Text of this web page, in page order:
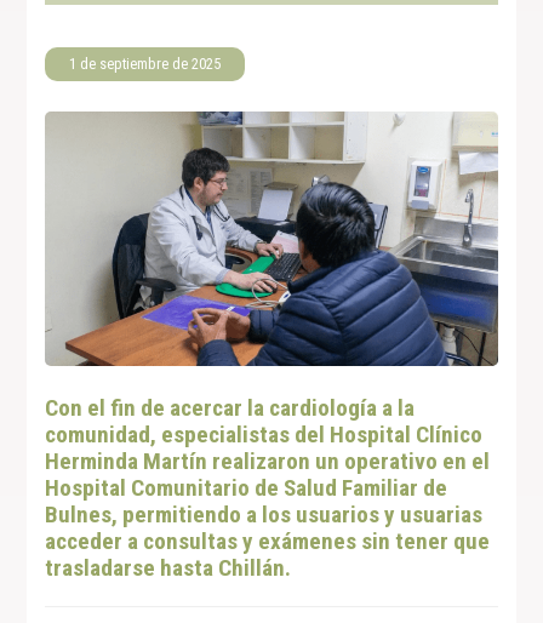
1 de septiembre de 2025
Con el fin de acercar la cardiología a la
comunidad, especialistas del Hospital Clínico
Herminda Martín realizaron un operativo en el
Hospital Comunitario de Salud Familiar de
Bulnes, permitiendo a los usuarios y usuarias
acceder a consultas y exámenes sin tener que
trasladarse hasta Chillán.